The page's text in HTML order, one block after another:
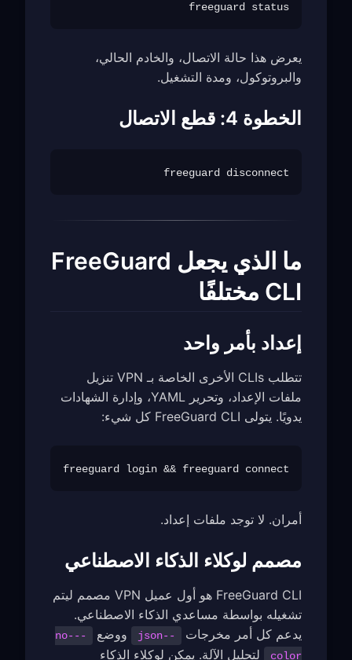
freeguard status
يعرض هذا حالة الاتصال، والخادم الحالي،
والبروتوكول، ومدة التشغيل.
الخطوة 4: قطع الاتصال
freeguard disconnect
ما الذي يجعل FreeGuard
CLI مختلفًا
إعداد بأمر واحد
تتطلب CLIs الأخرى الخاصة بـ VPN تنزيل
ملفات الإعداد، وتحرير YAML، وإدارة الشهادات
يدويًا. يتولى FreeGuard CLI كل شيء:
freeguard login && freeguard connect
أمران. لا توجد ملفات إعداد.
مصمم لوكلاء الذكاء الاصطناعي
FreeGuard CLI هو أول عميل VPN مصمم ليتم
تشغيله بواسطة مساعدي الذكاء الاصطناعي.
يدعم كل أمر مخرجات
--json ووضع
--no-
color
لتحليل الآلة. يمكن لوكلاء الذكاء